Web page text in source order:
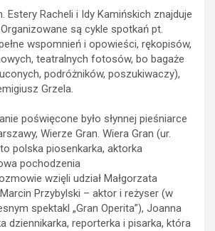
Estery Racheli i Idy Kamińskich znajduje
są cykle spotkań pt.
wspomnień i opowieści, rękopisów,
teatralnych fotosów, bo bagaże
podróżników, poszukiwaczy),
Grzela.
poświęcone było słynnej pieśniarce
Wierze Gran. Wiera Gran (ur.
polska piosenkarka, aktorka
pochodzenia
wzięli udział Małgorzata
Przybylski – aktor i reżyser (w
spektakl „Gran Operita”), Joanna
dziennikarka, reporterka i pisarka, która